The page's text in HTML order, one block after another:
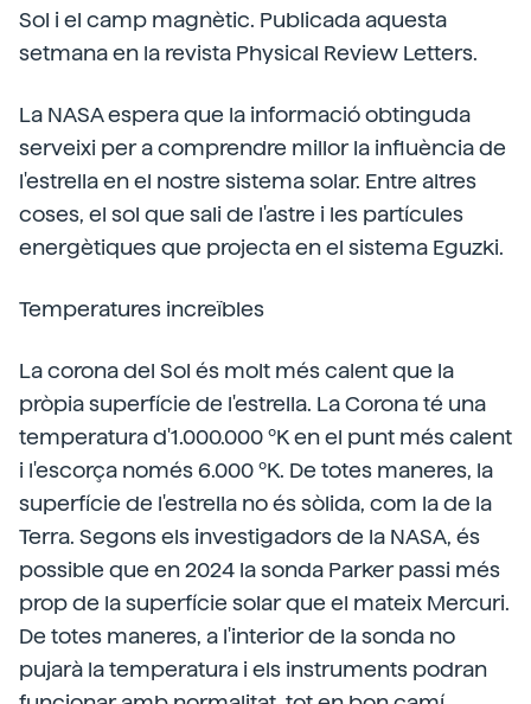
Sol i el camp magnètic. Publicada aquesta
setmana en la revista Physical Review Letters.
La NASA espera que la informació obtinguda
serveixi per a comprendre millor la influència de
l'estrella en el nostre sistema solar. Entre altres
coses, el sol que sali de l'astre i les partícules
energètiques que projecta en el sistema Eguzki.
Temperatures increïbles
La corona del Sol és molt més calent que la
pròpia superfície de l'estrella. La Corona té una
temperatura d'1.000.000 ºK en el punt més calent
i l'escorça només 6.000 ºK. De totes maneres, la
superfície de l'estrella no és sòlida, com la de la
Terra. Segons els investigadors de la NASA, és
possible que en 2024 la sonda Parker passi més
prop de la superfície solar que el mateix Mercuri.
De totes maneres, a l'interior de la sonda no
pujarà la temperatura i els instruments podran